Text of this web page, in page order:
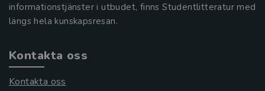
informationstjänster i utbudet, finns Studentlitteratur med
längs hela kunskapsresan.
Kontakta oss
Kontakta oss